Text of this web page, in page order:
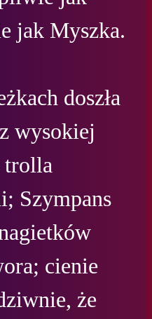
jak Myszka.
doszła
wysokiej
trolla
Szympans
cienie
że